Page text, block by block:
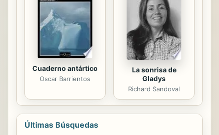
Cuaderno antártico
Oscar Barrientos
La sonrisa de
Gladys
Richard Sandoval
Últimas Búsquedas